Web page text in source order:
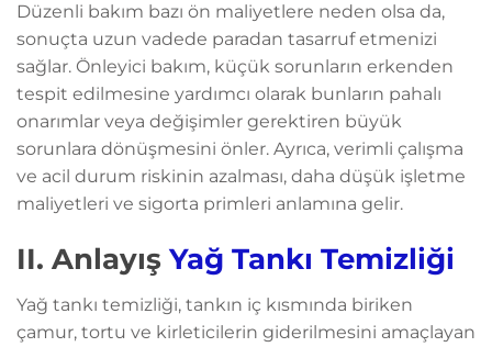
Düzenli bakım bazı ön maliyetlere neden olsa da,
sonuçta uzun vadede paradan tasarruf etmenizi
sağlar. Önleyici bakım, küçük sorunların erkenden
tespit edilmesine yardımcı olarak bunların pahalı
onarımlar veya değişimler gerektiren büyük
sorunlara dönüşmesini önler. Ayrıca, verimli çalışma
ve acil durum riskinin azalması, daha düşük işletme
maliyetleri ve sigorta primleri anlamına gelir.
II. Anlayış Yağ Tankı Temizliği
Yağ tankı temizliği, tankın iç kısmında biriken
çamur, tortu ve kirleticilerin giderilmesini amaçlayan